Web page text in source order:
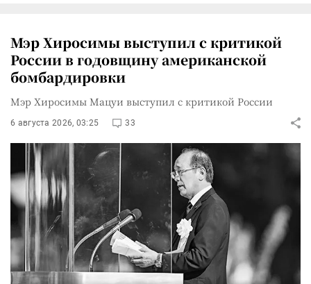
Мэр Хиросимы выступил с критикой
России в годовщину американской
бомбардировки
Мэр Хиросимы Мацуи выступил с критикой России
6 августа 2026, 03:25 33